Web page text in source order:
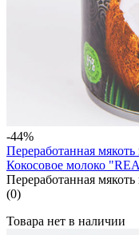
-44%
Переработанная мякоть
Кокосовое молоко
Переработанная мякоть
(0)
Товара нет в наличии